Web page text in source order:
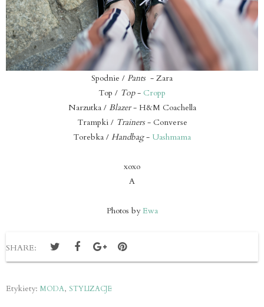
Spodnie / Pants- Zara
Top / Top- Cropp
Narzutka / Blazer- H&M Coachella
Trampki / Trainers- Converse
Torebka / Handbag- Uashmama
xoxo
A
Photos byEwa
SHARE:
Etykiety: MODA, STYLIZACJE